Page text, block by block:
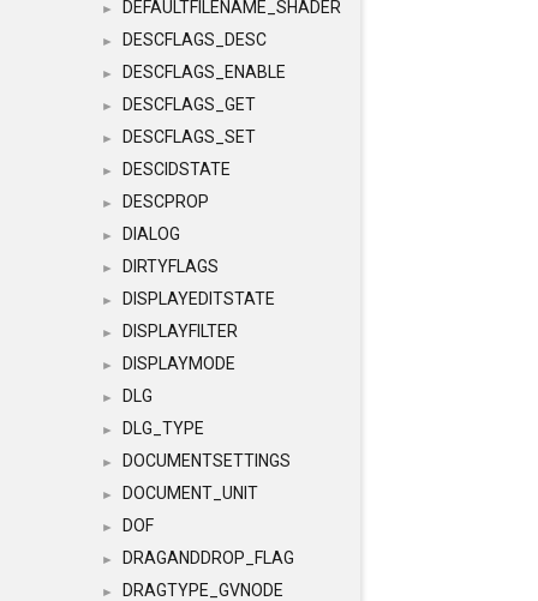
► DEFAULTFILENAME_SHADER
► DESCFLAGS_DESC
► DESCFLAGS_ENABLE
► DESCFLAGS_GET
► DESCFLAGS_SET
► DESCIDSTATE
► DESCPROP
► DIALOG
► DIRTYFLAGS
► DISPLAYEDITSTATE
► DISPLAYFILTER
► DISPLAYMODE
► DLG
► DLG_TYPE
► DOCUMENTSETTINGS
► DOCUMENT_UNIT
► DOF
► DRAGANDDROP_FLAG
► DRAGTYPE_GVNODE